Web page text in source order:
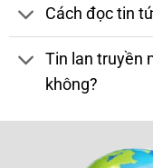
Cách đọc tin
Tin lan truyền
không?